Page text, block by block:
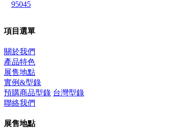
95045
項目選單
關於我們
產品特色
展售地點
實例&型錄
預購商品型錄 台灣型錄
聯絡我們
展售地點